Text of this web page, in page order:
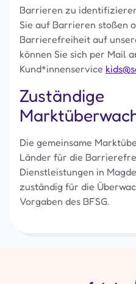
Barrieren zu
Sie auf Barrieren stoßen
Barrierefreiheit auf
können Sie sich per Mail
Kund*innenservice
Zuständige
Die gemeinsame
Länder für die
Dienstleistungen in
zuständig für die
Vorgaben des BFSG.